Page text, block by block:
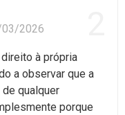
2026
à própria
a observar que a
qualquer
porque